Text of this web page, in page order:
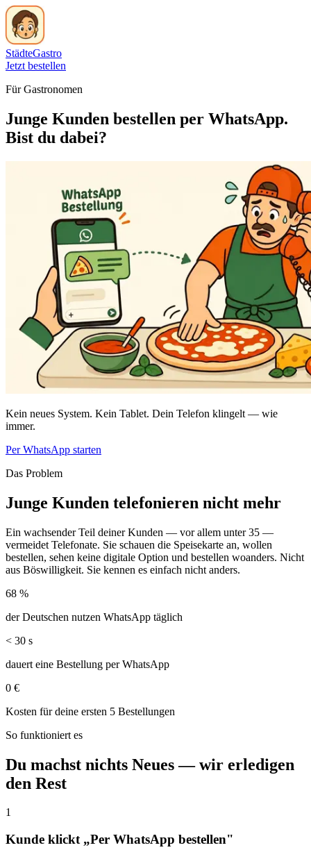
StädteGastro
Jetzt bestellen
Für Gastronomen
Junge Kunden bestellen per WhatsApp.
Bist du dabei?
Kein neues System. Kein Tablet. Dein Telefon klingelt — wie
immer.
Per WhatsApp starten
Das Problem
Junge Kunden telefonieren nicht mehr
Ein wachsender Teil deiner Kunden — vor allem unter 35 —
vermeidet Telefonate. Sie schauen die Speisekarte an, wollen
bestellen, sehen keine digitale Option und bestellen woanders. Nicht
aus Böswilligkeit. Sie kennen es einfach nicht anders.
68 %
der Deutschen nutzen WhatsApp täglich
< 30 s
dauert eine Bestellung per WhatsApp
0 €
Kosten für deine ersten 5 Bestellungen
So funktioniert es
Du machst nichts Neues — wir erledigen
den Rest
1
Kunde klickt „Per WhatsApp bestellen"